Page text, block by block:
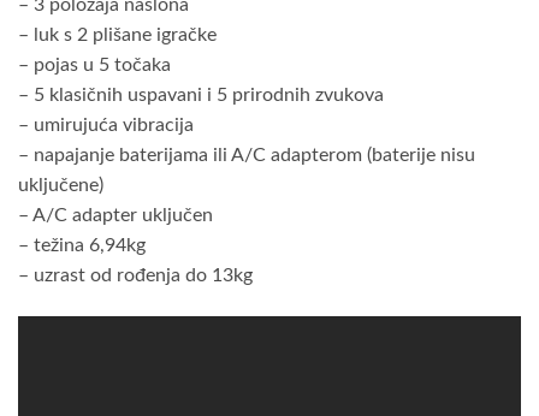
– 3 položaja naslona
– luk s 2 plišane igračke
– pojas u 5 točaka
– 5 klasičnih uspavani i 5 prirodnih zvukova
– umirujuća vibracija
– napajanje baterijama ili A/C adapterom (baterije nisu
uključene)
– A/C adapter uključen
– težina 6,94kg
– uzrast od rođenja do 13kg